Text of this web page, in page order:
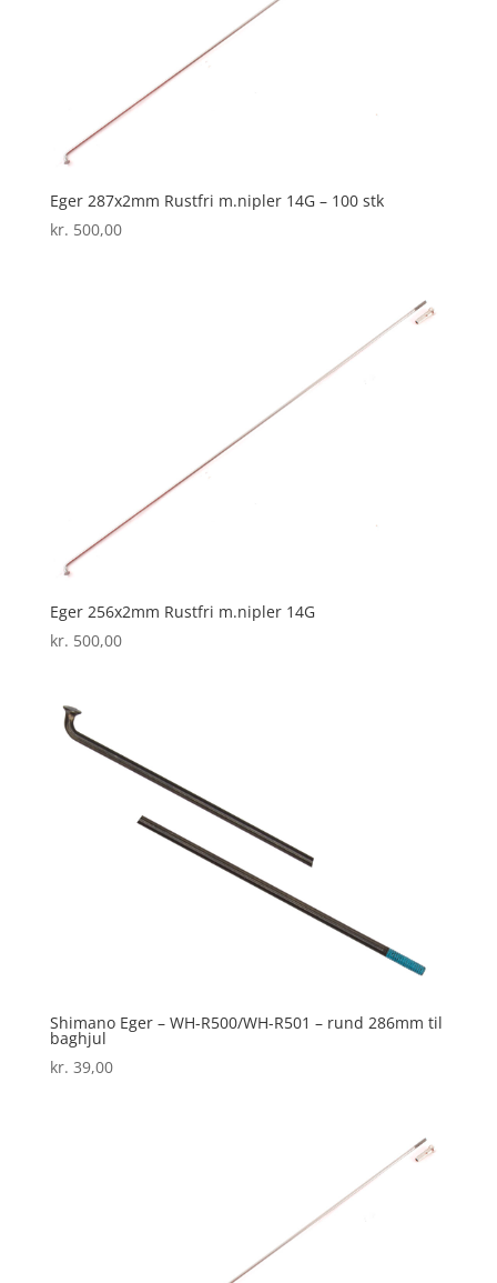
Eger 287x2mm Rustfri m.nipler 14G – 100 stk
kr. 500,00
Eger 256x2mm Rustfri m.nipler 14G
kr. 500,00
Shimano Eger – WH-R500/WH-R501 – rund 286mm til
baghjul
kr. 39,00